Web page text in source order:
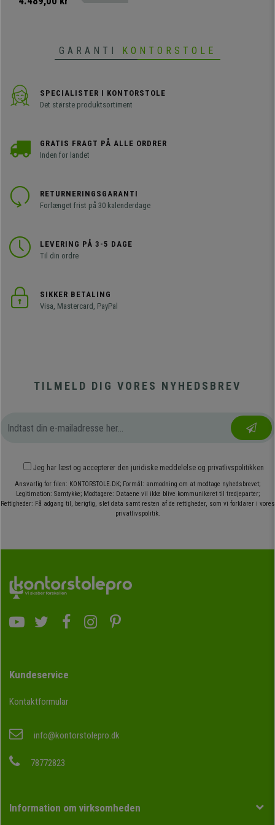
GARANTI KONTORSTOLE
SPECIALISTER I KONTORSTOLE
Det største produktsortiment
GRATIS FRAGT PÅ ALLE ORDRER
Inden for landet
RETURNERINGSGARANTI
Forlænget frist på 30 kalenderdage
LEVERING PÅ 3-5 DAGE
Til din ordre
SIKKER BETALING
Visa, Mastercard, PayPal
TILMELD DIG VORES NYHEDSBREV
Jeg har læst og accepterer den juridiske meddelelse og privatlivspolitikken
Ansvarlig for filen: KONTORSTOLE.DK; Formål: anmodning om at modtage nyhedsbrevet;
Legitimation: Samtykke; Modtagere: Dataene vil ikke blive kommunikeret til tredjeparter;
Rettigheder: Få adgang til, berigtig, slet data samt resten af de rettigheder, som vi forklarer i vores
privatlivspolitik.
Kundeservice
Kontaktformular
info@kontorstolepro.dk
78772823
Information om virksomheden